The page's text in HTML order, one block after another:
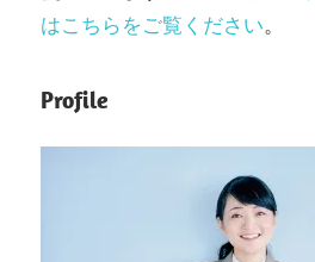
はこちらをご覧ください。
Profile